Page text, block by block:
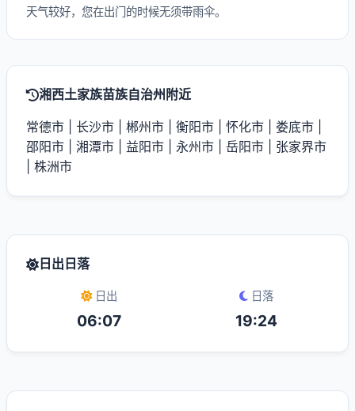
天气较好，您在出门的时候无须带雨伞。
湘西土家族苗族自治州附近
常德市 长沙市 郴州市 衡阳市 怀化市 娄底市
邵阳市
湘潭市 益阳市 永州市 岳阳市
张家界市
株洲市
日出日落
日出
06:07
日落
19:24